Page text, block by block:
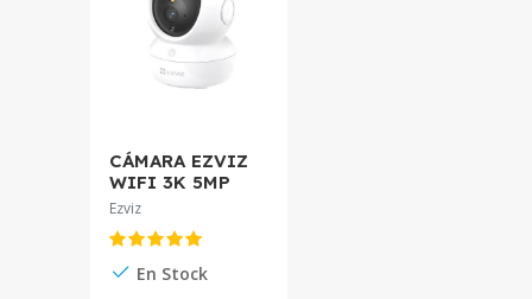
CÁMARA EZVIZ
WIFI 3K 5MP
4MM "H6c Pro
AUDIO CS-H6C
6941545634371
Ezviz
En Stock